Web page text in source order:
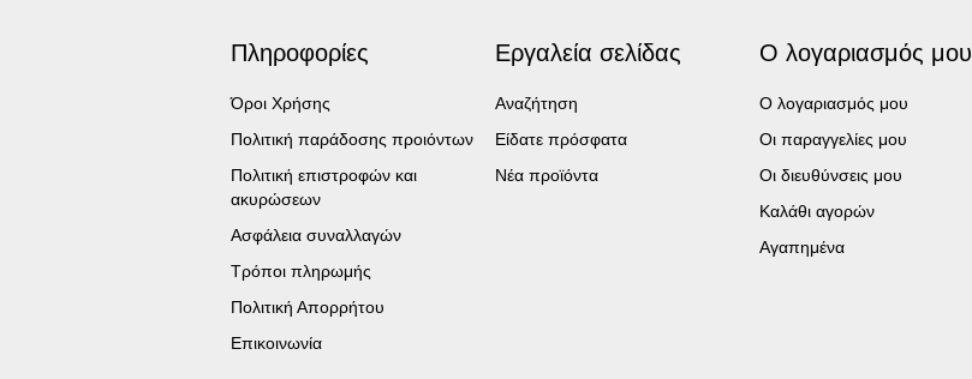
Πληροφορίες
Όροι Χρήσης
Πολιτική παράδοσης προιόντων
Πολιτική επιστροφών και
ακυρώσεων
Ασφάλεια συναλλαγών
Τρόποι πληρωμής
Πολιτική Απορρήτου
Επικοινωνία
Εργαλεία σελίδας
Αναζήτηση
Είδατε πρόσφατα
Νέα προϊόντα
Ο λογαριασμός μου
Ο λογαριασμός μου
Οι παραγγελίες μου
Οι διευθύνσεις μου
Καλάθι αγορών
Αγαπημένα